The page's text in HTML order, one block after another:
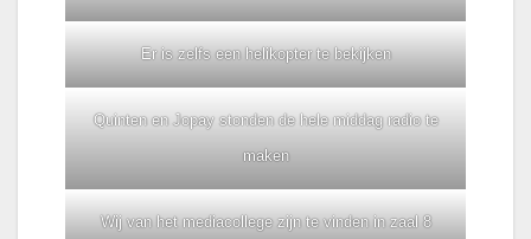
Er is zelfs een helikopter te bekijken
Quinten en Jopay stonden de hele middag radio te
maken
Wij van het mediacollege zijn te vinden in zaal 8